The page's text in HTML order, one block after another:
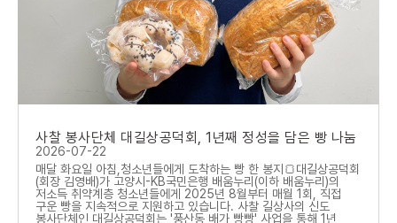
사찰 봉사단체 대길상공덕회, 1년째 정성을 담은 빵 나눔
2026-07-22
매달 화요일 아침,청소년들에게 도착하는 빵 한 봉지🍞대길상공덕회
(회장 김영배)가 고양시-KB국민은행 배움누리(이하 배움누리)의
저소득 취약계층 청소년들에게 2025년 8월부터 매월 1회, 직접
구운 빵을 지속적으로 지원하고 있습니다. 사찰 길상사의 신도
봉사단체인 대길상공덕회는 '풍산동 배가 빵빵' 사업을 통해 1년